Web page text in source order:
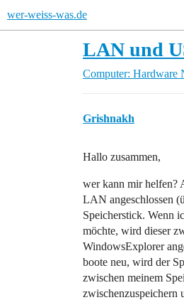
wer-weiss-was.de
LAN und
Computer: Hardware
Grishnakh
Hallo zusammen,
wer kann mir helfen?
LAN angeschlossen
Speicherstick. Wenn
möchte, wird dieser
WindowsExplorer
boote neu, wird der
zwischen meinem
zwischenzuspeichern